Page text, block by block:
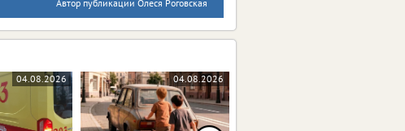
Автор публикации Олеся Роговская
04.08.2026 04.08.2026